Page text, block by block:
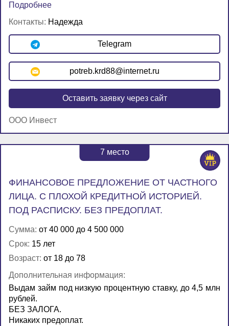
Подробнее
Контакты: Надежда
Telegram
potreb.krd88@internet.ru
Оставить заявку через сайт
ООО Инвест
7 место
ФИНАНСОВОЕ ПРЕДЛОЖЕНИЕ ОТ ЧАСТНОГО
ЛИЦА. С ПЛОХОЙ КРЕДИТНОЙ ИСТОРИЕЙ.
ПОД РАСПИСКУ. БЕЗ ПРЕДОПЛАТ.
Сумма: от 40 000 до 4 500 000
Срок: 15 лет
Возраст: от 18 до 78
Дополнительная информация:
Выдам займ под низкую процентную ставку, до 4,5 млн
рублей.
БЕЗ ЗАЛОГА.
Никаких предоплат.